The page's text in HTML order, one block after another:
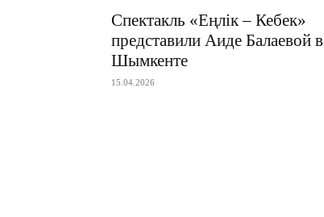
Спектакль «Еңлік – Кебек»
представили Аиде Балаевой в
Шымкенте
15.04.2026